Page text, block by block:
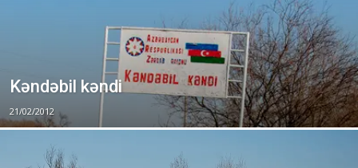
Kəndəbil kəndi
21/02/2012